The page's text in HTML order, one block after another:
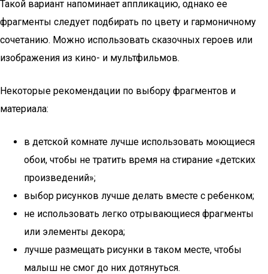
Такой вариант напоминает аппликацию, однако ее
фрагменты следует подбирать по цвету и гармоничному
сочетанию. Можно использовать сказочных героев или
изображения из кино- и мультфильмов.
Некоторые рекомендации по выбору фрагментов и
материала:
в детской комнате лучше использовать моющиеся
обои, чтобы не тратить время на стирание «детских
произведений»;
выбор рисунков лучше делать вместе с ребенком;
не использовать легко отрывающиеся фрагменты
или элементы декора;
лучше размещать рисунки в таком месте, чтобы
малыш не смог до них дотянуться.